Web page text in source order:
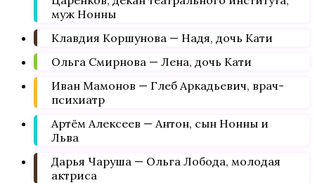
муж Нонны
Клавдия Коршунова — Надя, дочь Кати
Ольга Смирнова — Лена, дочь Кати
Иван Мамонов — Глеб Аркадьевич, врач-
психиатр
Артём Алексеев — Антон, сын Нонны и
Льва
Дарья Чаруша — Ольга Лобода, молодая
актриса